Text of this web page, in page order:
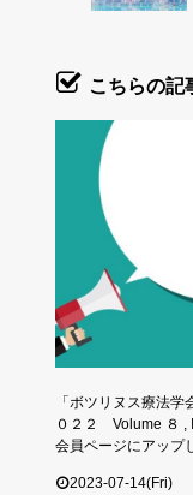
こちらの記
「ボツリヌス療法
０２２ Volume ８ ,
会員ページにアップ
2023-07-14(Fri)